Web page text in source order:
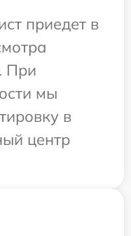
приедет в
При
мы
в
центр